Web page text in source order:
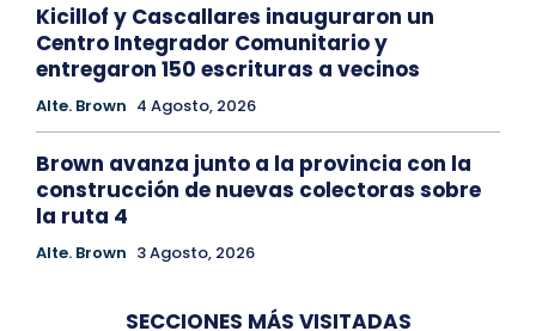
Kicillof y Cascallares inauguraron un
Centro Integrador Comunitario y
entregaron 150 escrituras a vecinos
Alte. Brown 4 Agosto, 2026
Brown avanza junto a la provincia con la
construcción de nuevas colectoras sobre
la ruta 4
Alte. Brown 3 Agosto, 2026
SECCIONES MÁS VISITADAS